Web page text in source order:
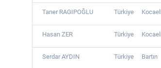
Taner RAGIPOĞLU Türkiye Kocaeli
Hasan ZER Türkiye Kocaeli
Serdar AYDIN Türkiye Bartın